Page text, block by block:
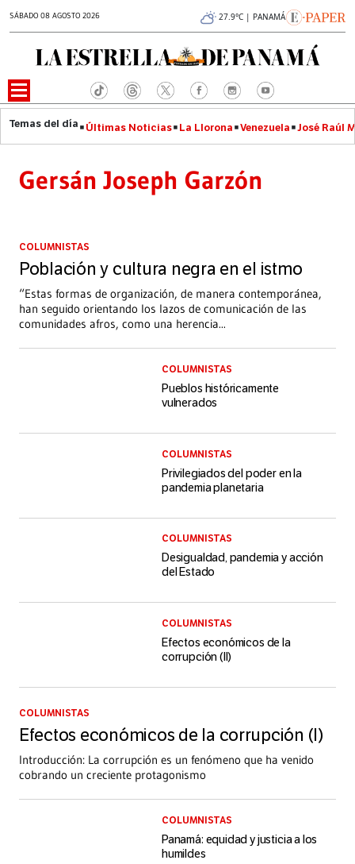
SÁBADO 08 AGOSTO 2026 27.9°C | PANAMÁ
Últimas Noticias La Llorona Venezuela José Raúl
Gersán Joseph Garzón
COLUMNISTAS
Población y cultura negra en el istmo
“Estas formas de organización, de manera contemporánea,
han seguido orientando los lazos de comunicación de las
comunidades afros, como una herencia...
COLUMNISTAS
Pueblos históricamente
vulnerados
COLUMNISTAS
Privilegiados del poder en la
pandemia planetaria
COLUMNISTAS
Desigualdad, pandemia y acción
del Estado
COLUMNISTAS
Efectos económicos de la
corrupción (II)
COLUMNISTAS
Efectos económicos de la corrupción (I)
Introducción: La corrupción es un fenómeno que ha venido
cobrando un creciente protagonismo
COLUMNISTAS
Panamá: equidad y justicia a los
humildes